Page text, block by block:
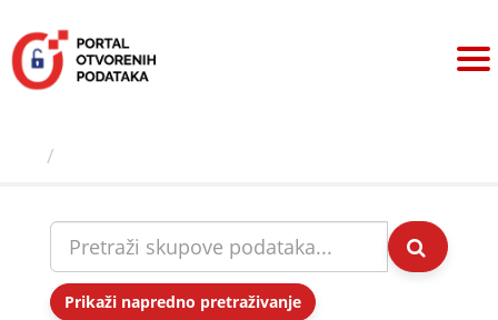
sadržaj
Prikaži napredno pretraživanje